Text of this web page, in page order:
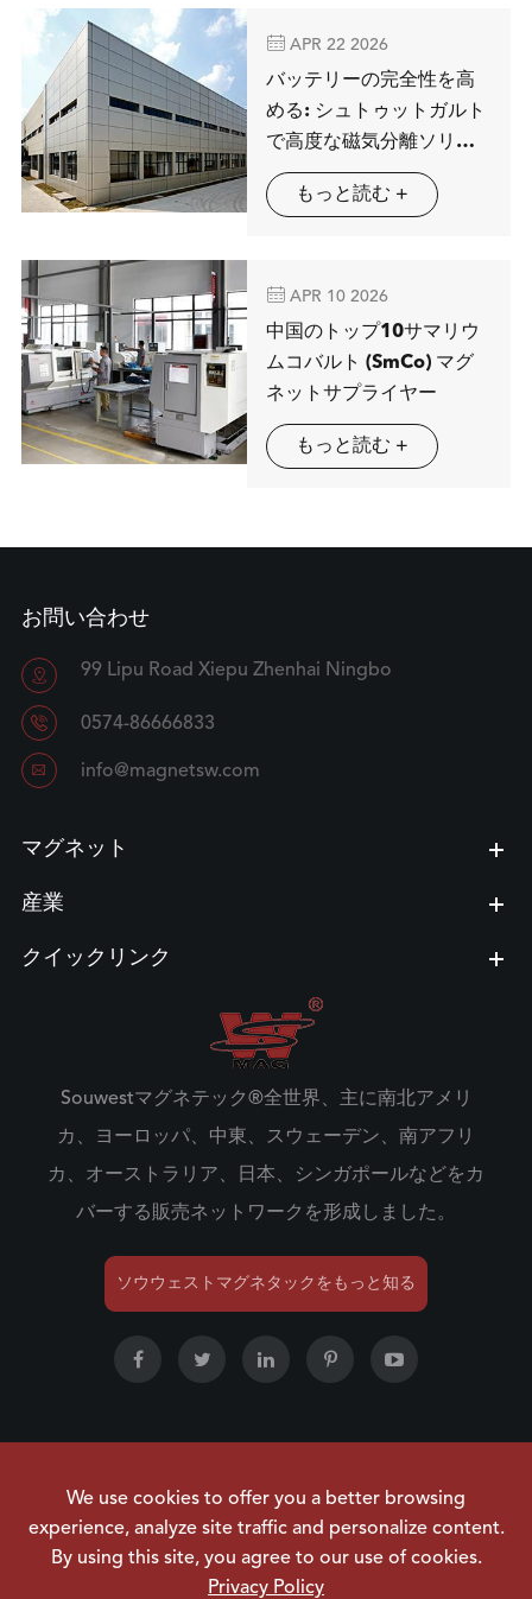
 APR 22 2026
バッテリーの完全性を高
める: シュトゥットガルト
で高度な磁気分離ソリュ
ーションを展示するMAG
SPRINGもっと読む +
 APR 10 2026
中国のトップ10サマリウ
ムコバルト (SmCo) マグ
ネットサプライヤー
もっと読む +
お問い合わせ
 99 Lipu Road Xiepu Zhenhai Ningbo
 0574-86666833
 info@magnetsw.com
マグネット
産業
クイックリンク
Souwestマグネテック®全世界、主に南北アメリ
カ、ヨーロッパ、中東、スウェーデン、南アフリ
カ、オーストラリア、日本、シンガポールなどをカ
バーする販売ネットワークを形成しました。
ソウウェストマグネタックをもっと知る
DEVELOPMENT CO.,LTD. すべての権利は留保されてい
ます。
| プライバシーポリシー
We use cookies to offer you a better browsing
experience, analyze site traffic and personalize content.
By using this site, you agree to our use of cookies.
Privacy Policy